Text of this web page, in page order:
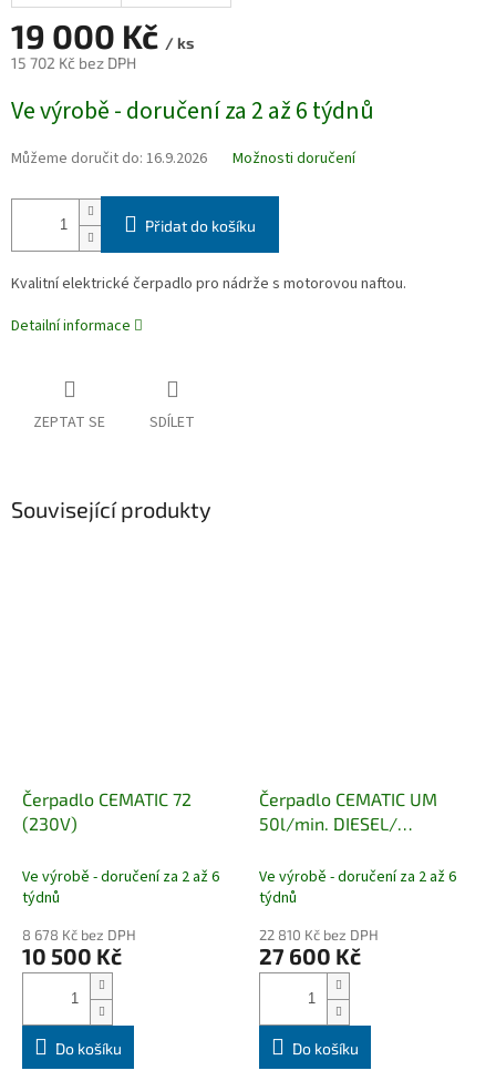
19 000 Kč / ks
15 702 Kč bez DPH
cena:
Ve výrobě - doručení za 2 až 6 týdnů
Můžeme doručit do: 16.9.2026 Možnosti doručení
Přidat do košíku
Kvalitní elektrické čerpadlo pro nádrže s motorovou naftou.
Detailní informace
ZEPTAT SE SDÍLET
Související produkty
Čerpadlo CEMATIC 72
(230V)
Ve výrobě - doručení za 2 až 6
týdnů
8 678 Kč bez DPH
10 500 Kč
Do košíku
Čerpadlo CEMATIC UM
50l/min. DIESEL/
Ve výrobě - doručení za 2 až 6
týdnů
22 810 Kč bez DPH
27 600 Kč
Do košíku